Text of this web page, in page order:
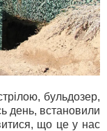
бульдозер,
день, встановили
що це у нас